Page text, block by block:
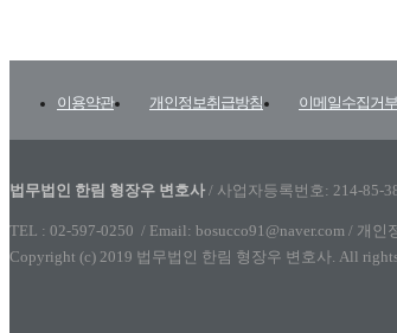
이용약관 개인정보취급방침 이메일수집거부
법무법인 한림 형장우 변호사 / 사업자등록번호: 214-85-
TEL : 02-597-0250 / Email: bosucco91@naver.com / 개인
Copyright (c) 2019 법무법인 한림 형장우 변호사. All